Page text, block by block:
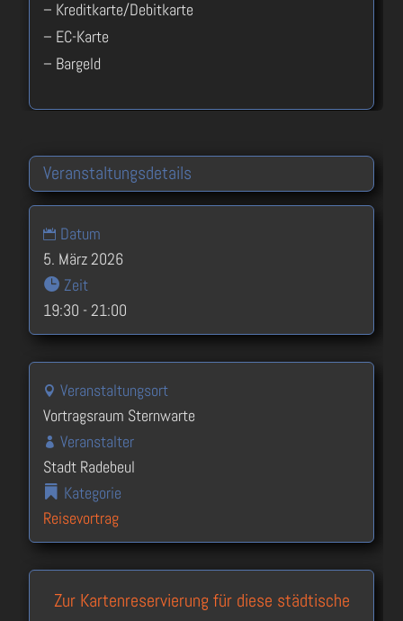
– Kreditkarte/Debitkarte
– EC-Karte
– Bargeld
Veranstaltungsdetails
Datum
5. März 2026
Zeit
19:30 - 21:00
Veranstaltungsort
Vortragsraum Sternwarte
Veranstalter
Stadt Radebeul
Kategorie
Reisevortrag
Zur Kartenreservierung für diese städtische